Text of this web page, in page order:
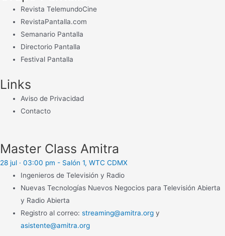
Revista TelemundoCine
RevistaPantalla.com
Semanario Pantalla
Directorio Pantalla
Festival Pantalla
Links
Aviso de Privacidad
Contacto
Master Class Amitra
28 jul · 03:00 pm - Salón 1, WTC CDMX
Ingenieros de Televisión y Radio
Nuevas Tecnologías Nuevos Negocios para Televisión Abierta
y Radio Abierta
Registro al correo:streaming@amitra.org y
asistente@amitra.org